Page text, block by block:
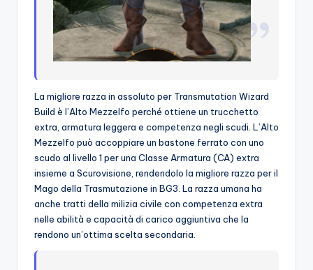
La migliore razza in assoluto per Transmutation Wizard
Build è l’Alto Mezzelfo perché ottiene un trucchetto
extra, armatura leggera e competenza negli scudi. L’Alto
Mezzelfo può accoppiare un bastone ferrato con uno
scudo al livello 1 per una Classe Armatura (CA) extra
insieme a Scurovisione, rendendolo la migliore razza per il
Mago della Trasmutazione in BG3. La razza umana ha
anche tratti della milizia civile con competenza extra
nelle abilità e capacità di carico aggiuntiva che la
rendono un’ottima scelta secondaria.